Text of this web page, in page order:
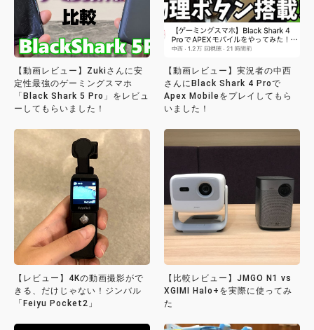
【動画レビュー】Zukiさんに安
定性最強のゲーミングスマホ
「Black Shark 5 Pro」をレビュ
ーしてもらいました！
【動画レビュー】実況者の中西
さんにBlack Shark 4 Proで
Apex Mobileをプレイしてもら
いました！
【レビュー】4Kの動画撮影がで
きる、だけじゃない！ジンバル
「Feiyu Pocket2」
【比較レビュー】JMGO N1 vs
XGIMI Halo+を実際に使ってみ
た